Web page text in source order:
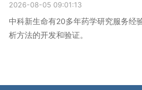
2026-08-05 09:01:13
中科新生命有20多年药学研究服务经
析方法的开发和验证。